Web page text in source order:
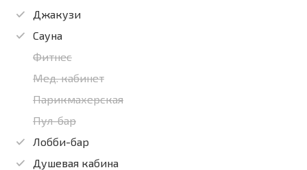
Джакузи
Сауна
Фитнес
Мед. кабинет
Парикмахерская
Пул-бар
Лобби-бар
Душевая кабина